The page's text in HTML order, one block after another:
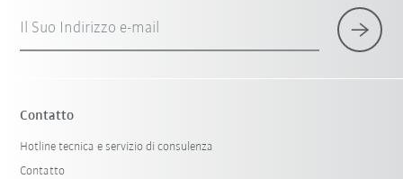
Il Suo Indirizzo e-mail
Contatto
Hotline tecnica e servizio di consulenza
Contatto